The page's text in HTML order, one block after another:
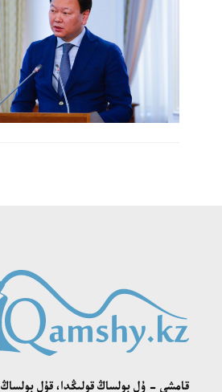
قامشى - ۇل بولساڭ قولىڭدا، قۇل بولساڭ